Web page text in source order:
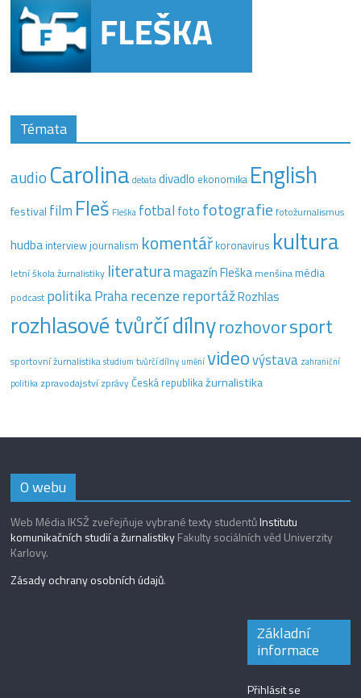
Témata
audio Carolina debata divadlo ekonomika English
festival film Fleš Fleška fotbal foto fotografie fotožurnalismus
hudba interview journalism komentář koronavirus kultura
letní škola žurnalistiky literaturamagazín Fleška menšinamédia
podcast politikaPraharecenzereportážRozhlas
rozhlasové tvůrčí dílnyrozhovorsport
sportovní žurnalistika studium tvůrčí dílny uměnívideovýstava zahraniční
politika zpravodajstvízprávyČeská republikažurnalistika
O webu
Web Média IKSŽ zveřejňuje vybrané texty studentůInstitutu
komunikačních studií a žurnalistikyFakulty sociálních věd Univerzity
Karlovy.
Zásady ochrany osobních údajů.
Základní
informace
Přihlásit se